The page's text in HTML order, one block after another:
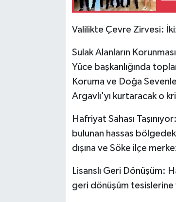
Valilikte Çevre Zirvesi:
Sulak Alanların
Yüce başkanlığında
Koruma ve Doğa
Argavlı'yı kurtaracak o
Hafriyat Sahası
bulunan hassas
dışına ve Söke ilçe
Lisanslı Geri Dönüşüm:
geri dönüşüm